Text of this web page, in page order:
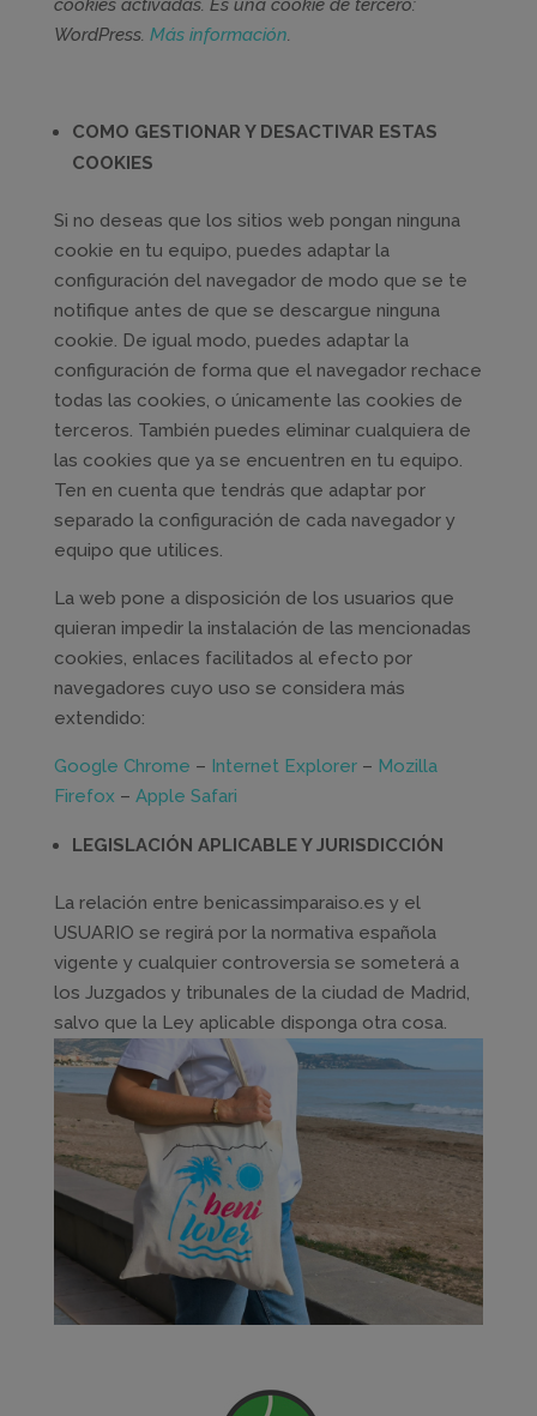
cookies activadas. Es una cookie de tercero:
WordPress. Más información.
COMO GESTIONAR Y DESACTIVAR ESTAS
COOKIES
Si no deseas que los sitios web pongan ninguna
cookie en tu equipo, puedes adaptar la
configuración del navegador de modo que se te
notifique antes de que se descargue ninguna
cookie. De igual modo, puedes adaptar la
configuración de forma que el navegador rechace
todas las cookies, o únicamente las cookies de
terceros. También puedes eliminar cualquiera de
las cookies que ya se encuentren en tu equipo.
Ten en cuenta que tendrás que adaptar por
separado la configuración de cada navegador y
equipo que utilices.
La web pone a disposición de los usuarios que
quieran impedir la instalación de las mencionadas
cookies, enlaces facilitados al efecto por
navegadores cuyo uso se considera más
extendido:
Google Chrome – Internet Explorer– Mozilla
Firefox – Apple Safari
LEGISLACIÓN APLICABLE Y JURISDICCIÓN
La relación entre benicassimparaiso.es y el
USUARIO se regirá por la normativa española
vigente y cualquier controversia se someterá a
los Juzgados y tribunales de la ciudad de Madrid,
salvo que la Ley aplicable disponga otra cosa.